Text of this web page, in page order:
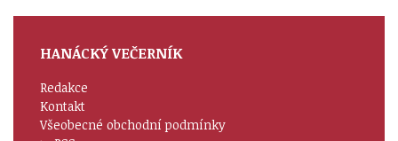
HANÁCKÝ VEČERNÍK
Redakce
Kontakt
Všeobecné obchodní podmínky